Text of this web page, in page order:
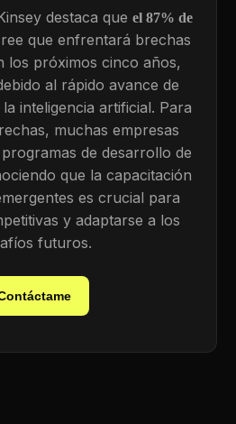
destaca que el 87% de
que enfrentará brechas
los próximos cinco años,
al rápido avance de
inteligencia artificial. Para
muchas empresas
de desarrollo de
que la capacitación
es crucial para
y adaptarse a los
futuros.